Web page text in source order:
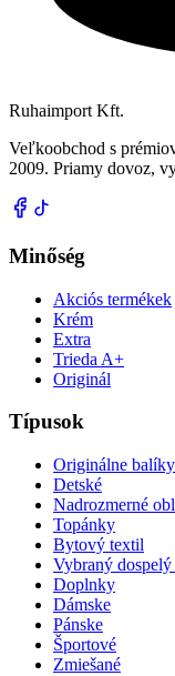
Ruhaimport Kft.
Veľkoobchod s
2009. Priamy dovoz,
Minőség
Akciós termékek
Krém
Extra
Trieda A+
Originál
Típusok
Originálne balíky
Detské
Nadrozmerné
Topánky
Bytový textil
Vybraný
Doplnky
Dámske
Pánske
Športové
Zmiešané